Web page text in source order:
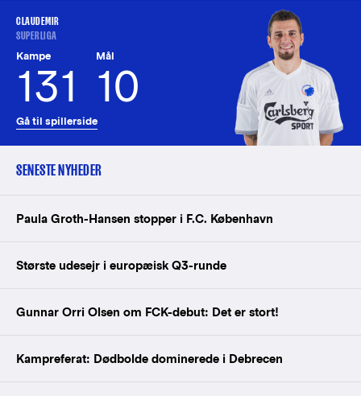
CLAUDEMIR
SUPERLIGA
Kampe
131
Mål
10
Gå til spillerside
SENESTE NYHEDER
Paula Groth-Hansen stopper i F.C. København
Største udesejr i europæisk Q3-runde
Gunnar Orri Olsen om FCK-debut: Det er stort!
Kampreferat: Dødbolde dominerede i Debrecen